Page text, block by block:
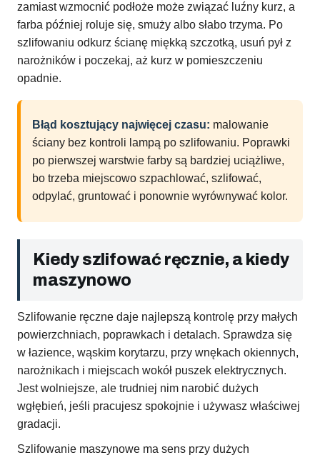
zamiast wzmocnić podłoże może związać luźny kurz, a
farba później roluje się, smuży albo słabo trzyma. Po
szlifowaniu odkurz ścianę miękką szczotką, usuń pył z
narożników i poczekaj, aż kurz w pomieszczeniu
opadnie.
Błąd kosztujący najwięcej czasu: malowanie
ściany bez kontroli lampą po szlifowaniu. Poprawki
po pierwszej warstwie farby są bardziej uciążliwe,
bo trzeba miejscowo szpachlować, szlifować,
odpylać, gruntować i ponownie wyrównywać kolor.
Kiedy szlifować ręcznie, a kiedy
maszynowo
Szlifowanie ręczne daje najlepszą kontrolę przy małych
powierzchniach, poprawkach i detalach. Sprawdza się
w łazience, wąskim korytarzu, przy wnękach okiennych,
narożnikach i miejscach wokół puszek elektrycznych.
Jest wolniejsze, ale trudniej nim narobić dużych
wgłębień, jeśli pracujesz spokojnie i używasz właściwej
gradacji.
Szlifowanie maszynowe ma sens przy dużych